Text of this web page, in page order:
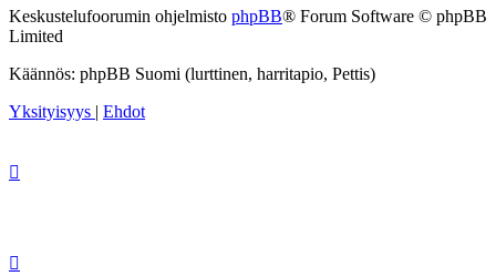
Keskustelufoorumin ohjelmisto phpBB® Forum Software © phpBB
Limited
Käännös: phpBB Suomi (lurttinen, harritapio, Pettis)
Yksityisyys | Ehdot